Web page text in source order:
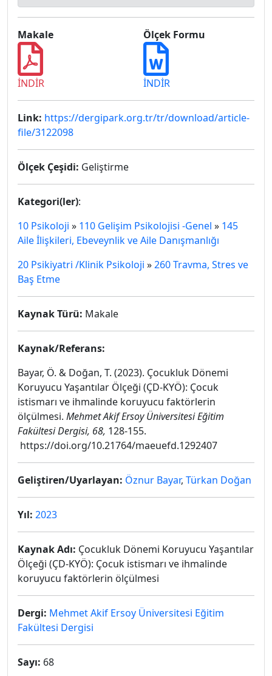
Makale
İNDİR
Ölçek Formu
İNDİR
Link: https://dergipark.org.tr/tr/download/article-
file/3122098
Ölçek Çeşidi: Geliştirme
Kategori(ler):
10 Psikoloji » 110 Gelişim Psikolojisi -Genel » 145
Aile İlişkileri, Ebeveynlik ve Aile Danışmanlığı
20 Psikiyatri /Klinik Psikoloji »260 Travma, Stres ve
Baş Etme
Kaynak Türü: Makale
Kaynak/Referans:
Bayar, Ö. & Doğan, T. (2023). Çocukluk Dönemi
Koruyucu Yaşantılar Ölçeği (ÇD-KYÖ): Çocuk
istismarı ve ihmalinde koruyucu faktörlerin
ölçülmesi. Mehmet Akif Ersoy Üniversitesi Eğitim
Fakültesi Dergisi, 68, 128-155.
https://doi.org/10.21764/maeuefd.1292407
Geliştiren/Uyarlayan: Öznur Bayar, Türkan Doğan
Yıl: 2023
Kaynak Adı: Çocukluk Dönemi Koruyucu Yaşantılar
Ölçeği (ÇD-KYÖ): Çocuk istismarı ve ihmalinde
koruyucu faktörlerin ölçülmesi
Dergi: Mehmet Akif Ersoy Üniversitesi Eğitim
Fakültesi Dergisi
Sayı: 68